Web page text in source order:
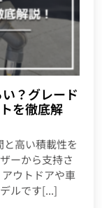
？グレード
を徹底解
高い積載性を
ーから支持さ
ウトドアや車
ルです[...]